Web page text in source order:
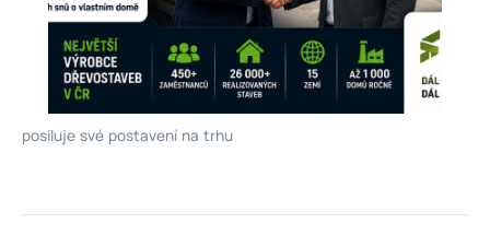
posiluje své postavení na trhu